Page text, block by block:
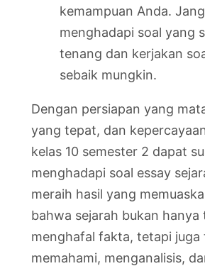
kemampuan Anda.
menghadapi soal yang
tenang dan kerjakan
sebaik mungkin.
Dengan persiapan yang
yang tepat, dan
kelas 10 semester 2 dapat
menghadapi soal essay
meraih hasil yang
bahwa sejarah bukan hanya
menghafal fakta, tetapi juga
memahami, menganalisis,